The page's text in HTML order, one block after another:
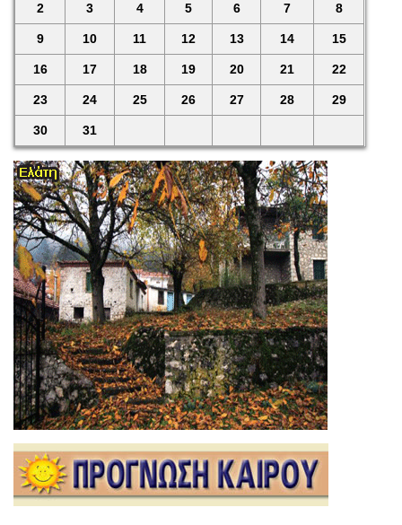
2 3 4 5 6 7 8
9 10 11 12 13 14 15
16 17 18 19 20 21 22
23 24 25 26 27 28 29
30 31